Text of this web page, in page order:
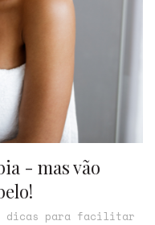
- mas vão
dicas para facilitar